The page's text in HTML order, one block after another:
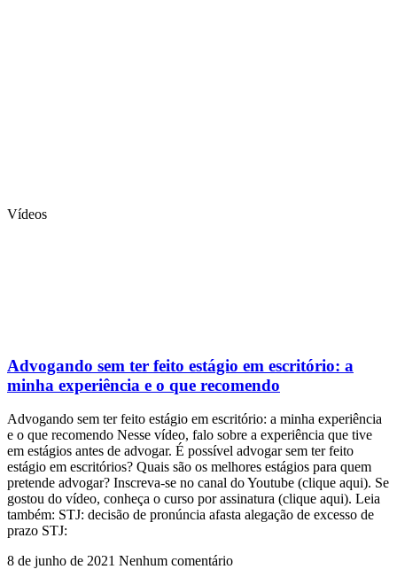
Vídeos
Advogando sem ter feito estágio em escritório: a
minha experiência e o que recomendo
Advogando sem ter feito estágio em escritório: a minha experiência
e o que recomendo Nesse vídeo, falo sobre a experiência que tive
em estágios antes de advogar. É possível advogar sem ter feito
estágio em escritórios? Quais são os melhores estágios para quem
pretende advogar? Inscreva-se no canal do Youtube (clique aqui). Se
gostou do vídeo, conheça o curso por assinatura (clique aqui). Leia
também: STJ: decisão de pronúncia afasta alegação de excesso de
prazo STJ:
8 de junho de 2021 Nenhum comentário